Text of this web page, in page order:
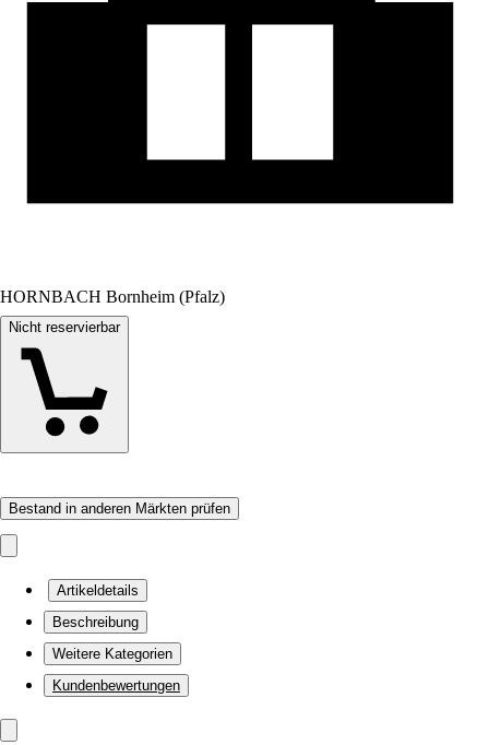
HORNBACH Bornheim (Pfalz)
Nicht reservierbar
Bestand in anderen Märkten prüfen
Artikeldetails
Beschreibung
Weitere Kategorien
Kundenbewertungen